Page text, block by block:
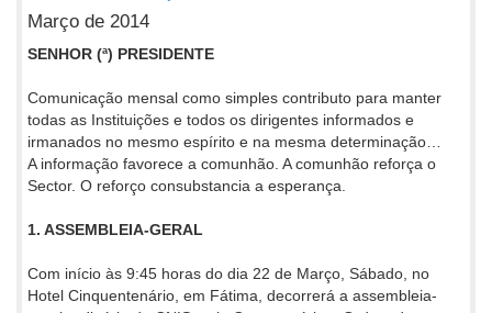
Março de 2014
SENHOR (ª) PRESIDENTE
Comunicação mensal como simples contributo para manter
todas as Instituições e todos os dirigentes informados e
irmanados no mesmo espírito e na mesma determinação…
A informação favorece a comunhão. A comunhão reforça o
Sector. O reforço consubstancia a esperança.
1. ASSEMBLEIA-GERAL
Com início às 9:45 horas do dia 22 de Março, Sábado, no
Hotel Cinquentenário, em Fátima, decorrerá a assembleia-